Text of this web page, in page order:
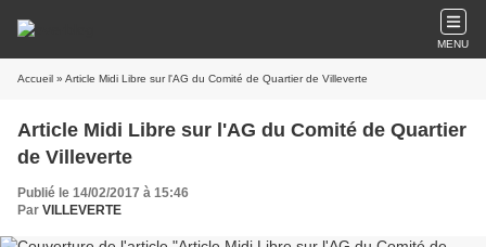
MENU
Accueil » Article Midi Libre sur l'AG du Comité de Quartier de Villeverte
Article Midi Libre sur l'AG du Comité de Quartier
de Villeverte
Publié le 14/02/2017 à 15:46
Par VILLEVERTE